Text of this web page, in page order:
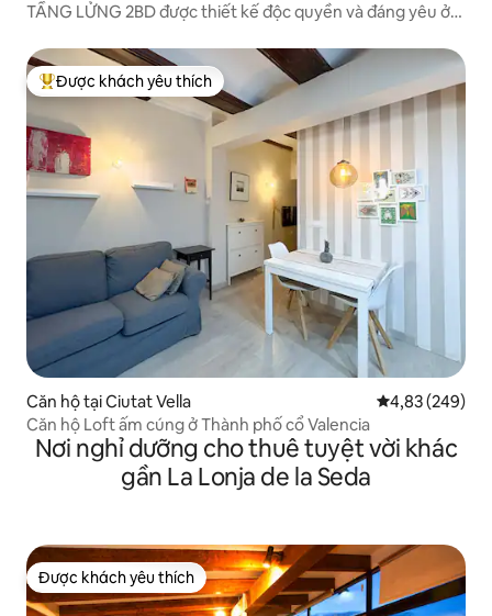
TẦNG LỬNG 2BD được thiết kế độc quyền và đáng yêu ở
Được khách yêu thích nhất
Được khách yêu thích
Căn hộ tại Ciutat Vella Xếp hạng
4,83 (249)
Căn hộ Loft ấm cúng ở Thành phố cổ Valencia
Nơi nghỉ dưỡng cho thuê tuyệt vời khác
gần La Lonja de la Seda
Được khách yêu thích
Được khách yêu thích